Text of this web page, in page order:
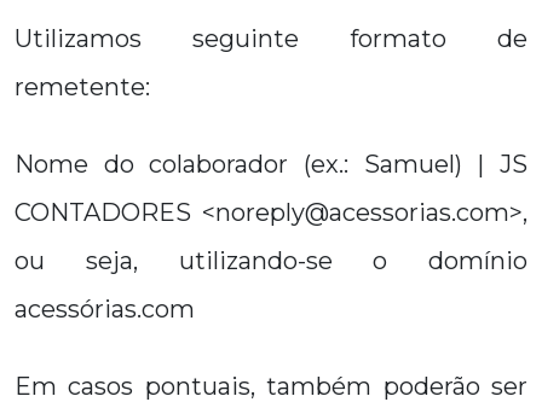
Utilizamos seguinte formato de
remetente:
Nome do colaborador (ex.: Samuel) | JS
CONTADORES <noreply@acessorias.com>,
ou seja, utilizando-se o domínio
acessórias.com
Em casos pontuais, também poderão ser